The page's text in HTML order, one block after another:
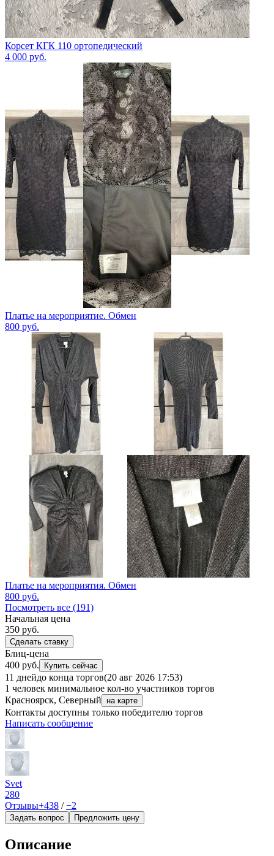
Корсет КГК 110 ортопедический
4 000 руб.
Платье на мероприятие. Обмен
800 руб.
Платье на мероприятия. Обмен
800 руб.
Посмотреть все (191)
Начальная цена
350 руб.
Сделать ставку
Блиц-цена
400 руб.
Купить сейчас
11 днейдо конца торгов(20 авг 2026 17:53)
1 человек минимальное кол-во участников торгов
Красноярск, Северный
на карте
Контакты доступны только победителю торгов
Написать сообщение
Svet
280
Отзывы+438 /−2
Задать вопрос Предложить цену
Описание